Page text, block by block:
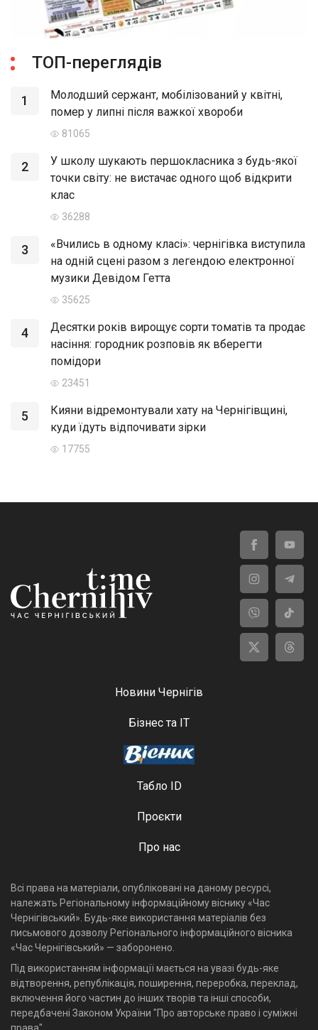
ТОП-переглядів
1
Молодший сержант, мобілізований у квітні,
помер у липні після важкої хвороби
81065
2
У школу шукають першокласника з будь-якої
точки світу: не вистачає одного щоб відкрити
клас
36288
3
«Вчились в одному класі»: чернігівка виступила
на одній сцені разом з легендою електронної
музики Девідом Гетта
35625
4
Десятки років вирощує сорти томатів та продає
насіння: городник розповів як вберегти
помідори
23451
5
Кияни відремонтували хату на Чернігівщині,
куди їдуть відпочивати зірки
17755
Новини Чернігів
Бізнес та ІТ
Табло ID
Проєкти
Про нас
Всі права на матеріали, опубліковані на даному ресурсі,
належать Регіональному інформаційному віснику «Час
Чернігівський». Будь-яке використання матеріалів без
письмового дозволу Регіонального інформаційного вісника
«Час Чернігівський» — заборонено.
Під використанням інформації мається на увазі будь-яке
відтворення, републікація, поширення, переробка, переклад,
включення його частин до інших творів та інші способи,
передбачені Законом України "Про авторське право і суміжні